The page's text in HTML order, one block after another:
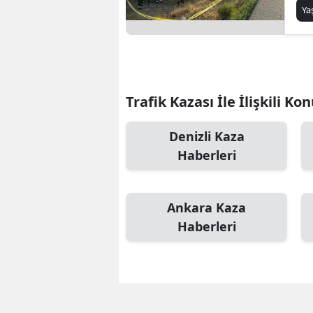
Trafik Kazası İle İlişkili
Denizli Kaza
Haberleri
Ankara Kaza
Haberleri